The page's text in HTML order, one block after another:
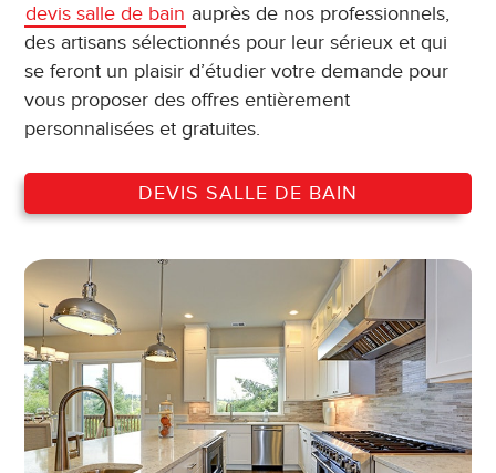
devis salle de bain auprès de nos professionnels,
des artisans sélectionnés pour leur sérieux et qui
se feront un plaisir d’étudier votre demande pour
vous proposer des offres entièrement
personnalisées et gratuites.
DEVIS SALLE DE BAIN